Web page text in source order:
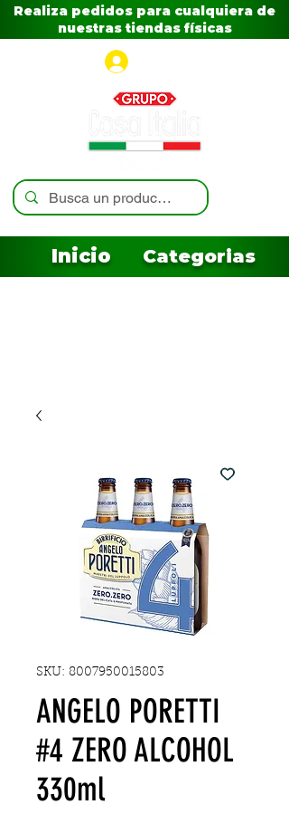
Realiza pedidos para cualquiera de
nuestras tiendas físicas
Inicio Categorias
SKU: 8007950015803
ANGELO PORETTI
#4 ZERO ALCOHOL
330ml